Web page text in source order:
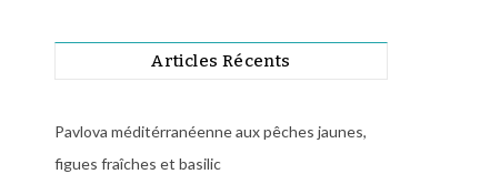
Articles Récents
Pavlova méditérranéenne aux pêches jaunes,
figues fraîches et basilic